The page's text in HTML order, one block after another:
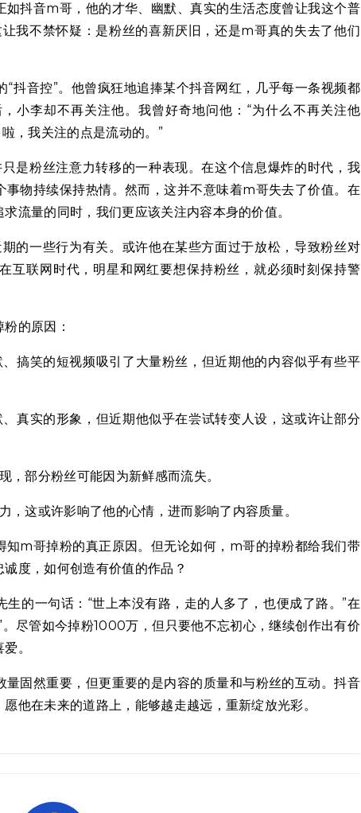
抖音m哥，他的才华、幽默、真实的生活态度曾让我这个普
我不禁怀疑：是粉丝的喜新厌旧，还是m哥真的失去了他们
抖音控”。他曾疯狂地追捧某个抖音网红，几乎每一条视频都
小李却不再关注他。我曾好奇地问他：“为什么不再关注他
，我关注的点是流动的。”
是粉丝注意力转移的一种表现。在这个信息爆炸的时代，我
物持续保持热情。然而，这并不意味着m哥失去了价值。在
流量的同时，我们更应该关注内容本身的价值。
的一些行为有关。或许他在某些方面过于放松，导致粉丝对
互联网时代，明星和网红要想保持粉丝，就必须时刻保持警
的原因：
搞笑的短视频吸引了大量粉丝，但近期他的内容似乎有些平
真实的形象，但近期他似乎在尝试转变人设，这或许让部分
，部分粉丝可能因为新鲜感而流失。
这或许影响了他的心情，进而影响了内容质量。
知m哥掉粉的真正原因。但无论如何，m哥的掉粉都给我们带
度，如何创造有价值的作品？
的一句话：“世上本没有路，走的人多了，也便成了路。”在
尽管如今掉粉1000万，但只要他不忘初心，继续创作出有价
。
固然重要，但更重要的是内容的质量和与粉丝的互动。抖音
他在未来的道路上，能够越走越远，重新绽放光彩。